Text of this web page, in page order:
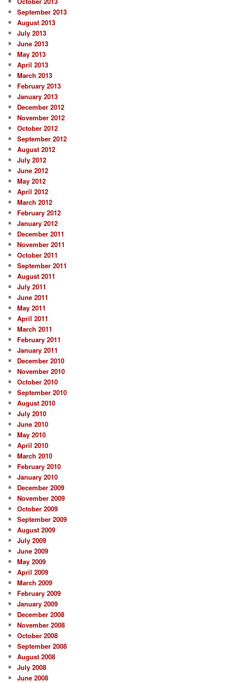
September 2013
August 2013
July 2013
June 2013
May 2013
April 2013
March 2013
February 2013
January 2013
December 2012
November 2012
October 2012
September 2012
August 2012
July 2012
June 2012
May 2012
April 2012
March 2012
February 2012
January 2012
December 2011
November 2011
October 2011
September 2011
August 2011
July 2011
June 2011
May 2011
April 2011
March 2011
February 2011
January 2011
December 2010
November 2010
October 2010
September 2010
August 2010
July 2010
June 2010
May 2010
April 2010
March 2010
February 2010
January 2010
December 2009
November 2009
October 2009
September 2009
August 2009
July 2009
June 2009
May 2009
April 2009
March 2009
February 2009
January 2009
December 2008
November 2008
October 2008
September 2008
August 2008
July 2008
June 2008